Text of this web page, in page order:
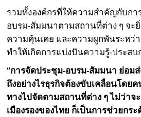
รวมทั้งองค์กรที่ให้ความสำคัญกับก
อบรม-สัมมนาตามสถานที่ต่าง ๆ จะ
ความคุ้นเคย และความผูกพันระหว่
ทำให้เกิดการแบ่งปันความรู้-ประส
“การจัดประชุม-อบรม-สัมมนา ย่อม
ถึงอย่างไรธุรกิจต้องขับเคลื่อนโดย
ทางไปจัดตามสถานที่ต่าง ๆ ไม่ว่าจ
เมืองรองของไทย ก็เป็นการช่วยกร